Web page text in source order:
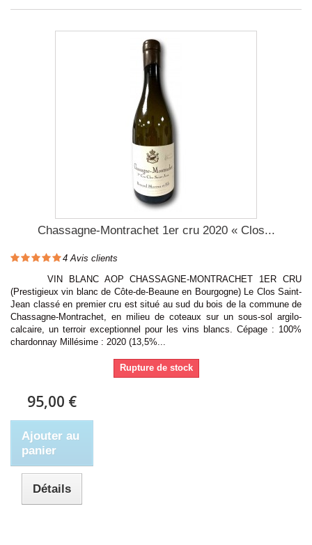
Chassagne-Montrachet 1er cru 2020 « Clos...
4 Avis clients
VIN BLANC AOP CHASSAGNE-MONTRACHET 1ER CRU
(Prestigieux vin blanc de Côte-de-Beaune en Bourgogne) Le Clos Saint-
Jean classé en premier cru est situé au sud du bois de la commune de
Chassagne-Montrachet, en milieu de coteaux sur un sous-sol argilo-
calcaire, un terroir exceptionnel pour les vins blancs. Cépage : 100%
chardonnay Millésime : 2020 (13,5%...
Rupture de stock
95,00 €
Ajouter au
panier
Détails